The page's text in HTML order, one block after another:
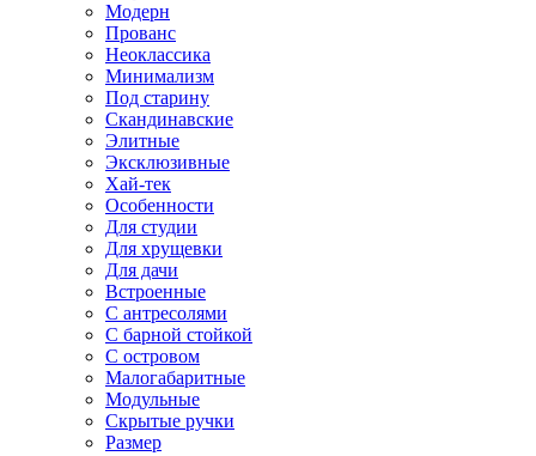
Модерн
Прованс
Неоклассика
Минимализм
Под старину
Скандинавские
Элитные
Эксклюзивные
Хай-тек
Особенности
Для студии
Для хрущевки
Для дачи
Встроенные
С антресолями
С барной стойкой
С островом
Малогабаритные
Модульные
Скрытые ручки
Размер